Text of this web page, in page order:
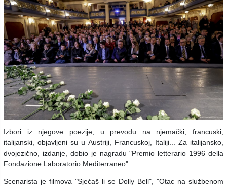
Izbori iz njegove poezije, u prevodu na njemački, francuski,
italijanski, objavljeni su u Austriji, Francuskoj, Italiji... Za italijansko,
dvojezično, izdanje, dobio je nagradu "Premio letterario 1996 della
Fondazione Laboratorio Mediterraneo".
Scenarista je filmova "Sjećaš li se Dolly Bell", "Otac na službenom